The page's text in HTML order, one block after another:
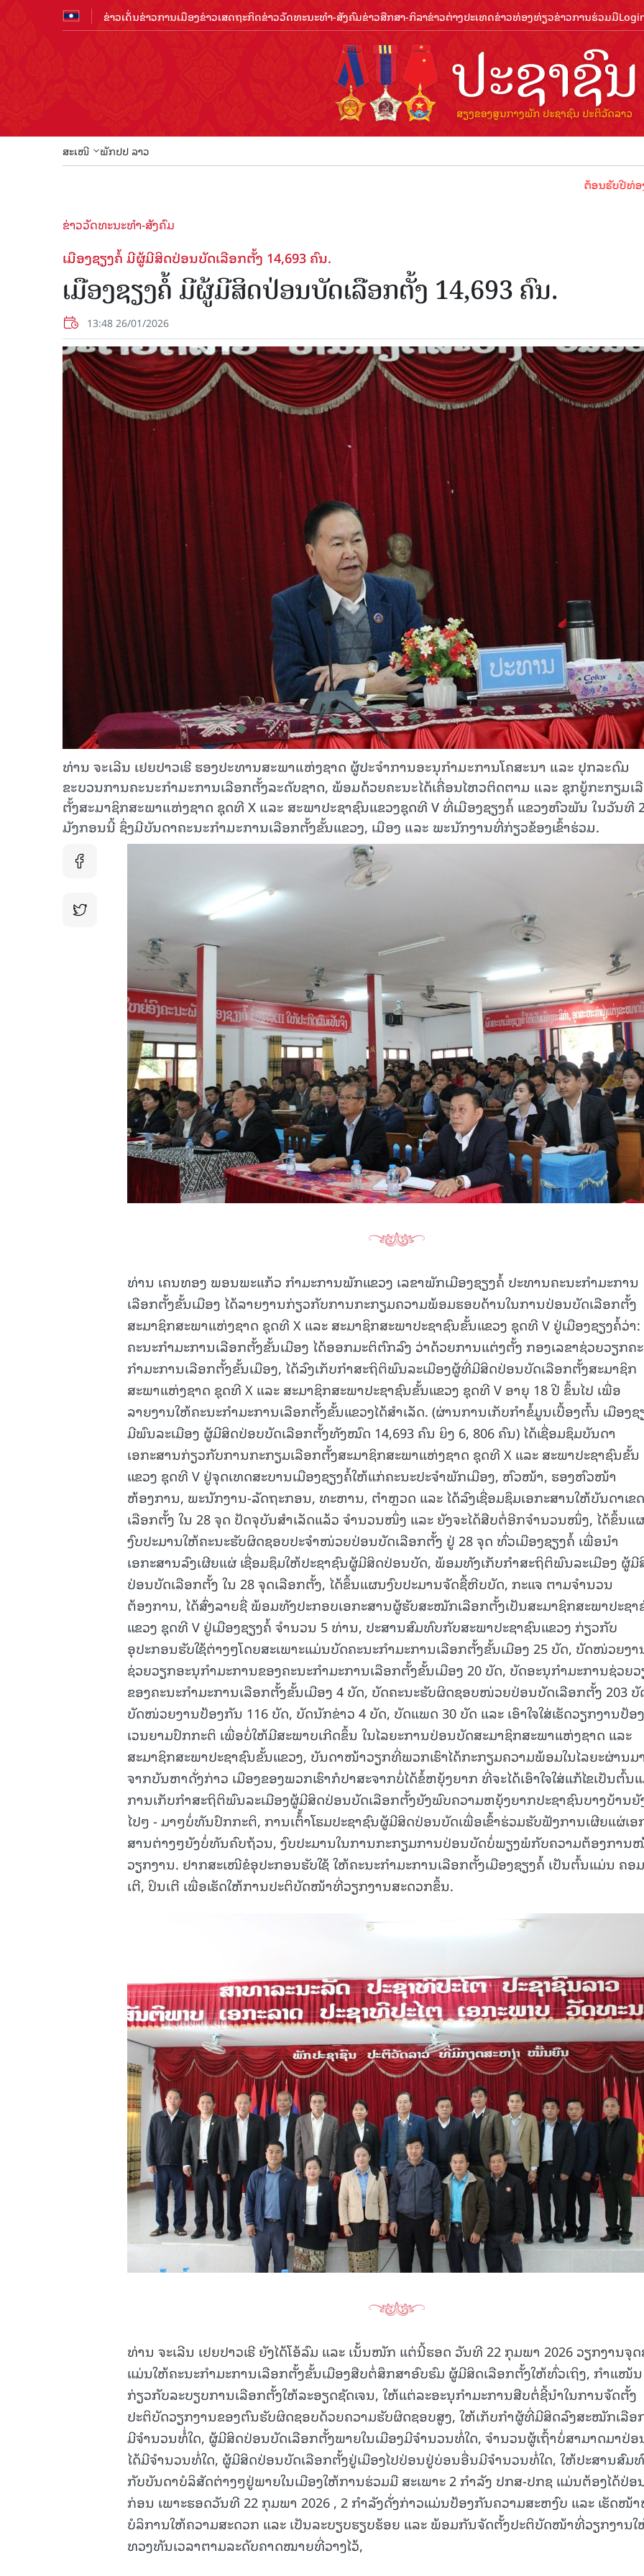
ຂ່າວເດັ່ນຂ່າວການເມືອງຂ່າວເສດຖະກິດຂ່າວວັດທະນະທຳ-ສັງຄົມຂ່າວສືກສາ-ກິລາຂ່າວຕ່າງປະເທດຂ່າວທ່ອງທ່ຽວຂ່າວການຮ່ວມມື
ສະເໜີ ພັກປປ ລາວ
ຕ້ອນຮັບປີທ່ອງທ່ຽວລາ
ຂ່າວວັດທະນະທຳ-ສັງຄົມ
ເມືອງຊຽງຄໍ້ ມີຜູ້ມີສິດປ່ອນບັດເລືອກຕັ້ງ 14,693 ຄົນ.
ເມືອງຊຽງຄໍ້ ມີຜູ້ມີສິດປ່ອນບັດເລືອກຕັ້ງ 14,693 ຄົນ.
13:48 26/01/2026
ທ່ານ ຈະເລີນ ເຢຍປາວເຮີ ຮອງປະທານສະພາແຫ່ງຊາດ ຜູ້ປະຈຳການອະນຸກຳມະການໂຄສະນາ ແລະ ປຸກລະດົມ
ຂະບວນການຄະນະກຳມະການເລືອກຕັ້ງລະດັບຊາດ, ພ້ອມດ້ວຍຄະນະໄດ້ເຄື່ອນໄຫວຕິດຕາມ ແລະ ຊຸກຍູ້ກະກຽມເ
ຕັ້ງສະມາຊິກສະພາແຫ່ງຊາດ ຊຸດທີ X ແລະ ສະພາປະຊາຊົນແຂວງຊຸດທີ V ທີ່ເມືອງຊຽງຄໍ້ ແຂວງຫົວພັນ ໃນວັນທີ
ມັງກອນນີ້ ຊຶ່ງມີບັນດາຄະນະກໍາມະການເລືອກຕັ້ງຂັ້ນແຂວງ, ເມືອງ ແລະ ພະນັກງານທີ່ກ່ຽວຂ້ອງເຂົ້າຮ່ວມ.
ທ່ານ ເຄນທອງ ພອນພະແກ້ວ ກໍາມະການພັກແຂວງ ເລຂາພັກເມືອງຊຽງຄໍ້ ປະທານຄະນະກຳມະການ
ເລືອກຕັ້ງຂັ້ນເມືອງ ໄດ້ລາຍງານກ່ຽວກັບການກະກຽມຄວາມພ້ອມຮອບດ້ານໃນການປ່ອນບັດເລືອກຕັ້ງ
ສະມາຊິກສະພາແຫ່ງຊາດ ຊຸດທີ X ແລະ ສະມາຊິກສະພາປະຊາຊົນຂັ້ນແຂວງ ຊຸດທີ V ຢູ່ເມືອງຊຽງຄໍ້ວ່າ:
ຄະນະກໍາມະການເລືອກຕັ້ງຂັ້ນເມືອງ ໄດ້ອອກມະຕິຕົກລົງ ວ່າດ້ວຍການແຕ່ງຕັ້ງ ກອງເລຂາຊ່ວຍວຽກຄ
ກຳມະການເລືອກຕັ້ງຂັ້ນເມືອງ, ໄດ້ລົງເກັບກໍາສະຖິຕິພົນລະເມືອງຜູ້ທີ່ມີສິດປ່ອນບັດເລືອກຕັ້ງສະມາຊິກ
ສະພາແຫ່ງຊາດ ຊຸດທີ X ແລະ ສະມາຊິກສະພາປະຊາຊົນຂັ້ນແຂວງ ຊຸດທີ V ອາຍຸ 18 ປີ ຂຶ້ນໄປ ເພື່ອ
ລາຍງານໃຫ້ຄະນະກໍາມະການເລືອກຕັ້ງຂັ້ນແຂວງໄດ້ສໍາເລັດ. (ຜ່ານການເກັບກຳຂໍ້ມູນເບື້ອງຕົ້ນ ເມືອງຊ
ມີພົນລະເມືອງ ຜູ້ມີສິດປ່ອບບັດເລືອກຕັ້ງທັງໝົດ 14,693 ຄົນ ຍິງ 6, 806 ຄົນ) ໄດ້ເຊື່ອມຊຶມບັນດາ
ເອກະສານກ່ຽວກັບການກະກຽມເລືອກຕັ້ງສະມາຊິກສະພາແຫ່ງຊາດ ຊຸດທີ X ແລະ ສະພາປະຊາຊົນຂັ້ນ
ແຂວງ ຊຸດທີ V ຢູ່ຈຸດເທດສະບານເມືອງຊຽງຄໍ້ໃຫ້ແກ່ຄະນະປະຈໍາພັກເມືອງ, ຫົວໜ້າ, ຮອງຫົວໜ້າ
ຫ້ອງການ, ພະນັກງານ-ລັດຖະກອນ, ທະຫານ, ຕໍາຫຼວດ ແລະ ໄດ້ລົງເຊື່ອມຊຶມເອກະສານໃຫ້ບັນດາເຂດ
ເລືອກຕັ້ງ ໃນ 28 ຈຸດ ປັດຈຸບັນສຳເລັດແລ້ວ ຈຳນວນໜຶ່ງ ແລະ ຍັງຈະໄດ້ສືບຕໍ່ອີກຈຳນວນໜຶ່ງ, ໄດ້ຂຶ້ນແ
ງົບປະມານໃຫ້ຄະນະຮັບຜິດຊອບປະຈໍາໜ່ວຍປ່ອນບັດເລືອກຕັ້ງ ຢູ່ 28 ຈຸດ ທົ່ວເມືອງຊຽງຄໍ້ ເພື່ອນໍາ
ເອກະສານລົງເຜີຍແຜ່ ເຊື່ອມຊຶມໃຫ້ປະຊາຊົນຜູ້ມີສິດປ່ອນບັດ, ພ້ອມທັງເກັບກຳສະຖິຕິພົນລະເມືອງ ຜູ້ມີ
ປ່ອນບັດເລືອກຕັ້ງ ໃນ 28 ຈຸດເລືອກຕັ້ງ, ໄດ້ຂຶ້ນແຜນງົບປະມານຈັດຊື້ຫີບບັດ, ກະແຈ ຕາມຈໍານວນ
ຕ້ອງການ, ໄດ້ສົ່ງລາຍຊື່ ພ້ອມທັງປະກອບເອກະສານຜູ້ຮັບສະໝັກເລືອກຕັ້ງເປັນສະມາຊິກສະພາປະຊາ
ແຂວງ ຊຸດທີ V ຢູ່ເມືອງຊຽງຄໍ້ ຈໍານວນ 5 ທ່ານ, ປະສານສົມທົບກັບສະພາປະຊາຊົນແຂວງ ກ່ຽວກັບ
ອຸປະກອນຮັບໃຊ້ຕ່າງໆໂດຍສະເພາະແມ່ນບັດຄະນະກໍາມະການເລືອກຕັ້ງຂັ້ນເມືອງ 25 ບັດ, ບັດໜ່ວຍງາ
ຊ່ວຍວຽກອະນຸກໍາມະການຂອງຄະນະກໍາມະການເລືອກຕັ້ງຂັ້ນເມືອງ 20 ບັດ, ບັດອະນຸກໍາມະການຊ່ວຍ
ຂອງຄະນະກໍາມະການເລືອກຕັ້ງຂັ້ນເມືອງ 4 ບັດ, ບັດຄະນະຮັບຜິດຊອບໜ່ວຍປ່ອນບັດເລືອກຕັ້ງ 203 ບັ
ບັດໜ່ວຍງານປ້ອງກັນ 116 ບັດ, ບັດນັກຂ່າວ 4 ບັດ, ບັດແພດ 30 ບັດ ແລະ ເອົາໃຈໃສ່ເຮັດວຽກງານປ້ອ
ເວນຍາມປົກກະຕິ ເພື່ອບໍ່ໃຫ້ມີສະພາບເກີດຂຶ້ນ ໃນໄລຍະການປ່ອນບັດສະມາຊິກສະພາແຫ່ງຊາດ ແລະ
ສະມາຊິກສະພາປະຊາຊົນຂັ້ນແຂວງ, ບັນດາໜ້າວຽກທີ່ພວກເຮົາໄດ້ກະກຽມຄວາມພ້ອມໃນໄລຍະຜ່ານມາ
ຈາກບັນຫາດັ່ງກ່າວ ເມືອງຂອງພວກເຮົາກໍປາສະຈາກບໍ່ໄດ້ຂໍ້ຫຍຸ້ງຍາກ ທີ່ຈະໄດ້ເອົາໃຈໃສ່ແກ້ໄຂເປັນຕົ້ນ
ການເກັບກຳສະຖິຕິພົນລະເມືອງຜູ້ມີສິດປ່ອນບັດເລືອກຕັ້ງຍັງພົບຄວາມຫຍຸ້ງຍາກປະຊາຊົນບາງບ້ານຍັ
ໄປໆ - ມາໆບໍ່ທັນປົກກະຕິ, ການເຕົ້້າໂຮມປະຊາຊົນຜູ້ມີສິດປ່ອນບັດເພື່ອເຂົ້າຮ່ວມຮັບຟັງການເຜີຍແຜ່ເອ
ສານຕ່າງໆຍັງບໍ່ທັນຄົບຖ້ວນ, ງົບປະມານໃນການກະກຽມການປ່ອນບັດບໍ່ພຽງພໍກັບຄວາມຕ້ອງກາ
ວຽກງານ. ຢາກສະເໜີຂໍອຸປະກອນຮັບໃຊ້ ໃຫ້ຄະນະກຳມະການເລືອກຕັ້ງເມືອງຊຽງຄໍ້ ເປັນຕົ້ນແມ່ນ ຄອ
ເຕີ, ປິນເຕີ ເພື່ອເຮັດໃຫ້ການປະຕິບັດໜ້າທີ່ວຽກງານສະດວກຂຶ້ນ.
ທ່ານ ຈະເລີນ ເຢຍປາວເຮີ ຍັງໄດ້ໂອ້ລົມ ແລະ ເນັ້ນໜັກ ແຕ່ນີ້ຮອດ ວັນທີ 22 ກຸມພາ 2026 ວຽກງານຈຸ
ແມ່ນໃຫ້ຄະນະກຳມະການເລືອກຕັ້ງຂັ້ນເມືອງສືບຕໍ່ສຶກສາອົບຮົມ ຜູ້ມີສິດເລືອກຕັ້ງໃຫ້ທົ່ວເຖິງ, ກຳແໜ້ນ
ກ່ຽວກັບລະບຽບການເລືອກຕັ້ງໃຫ້ລະອຽດຊັດເຈນ, ໃຫ້ແຕ່ລະອະນຸກໍາມະການສືບຕໍ່ຊີ້ນໍາໃນການຈັດຕັ້ງ
ປະຕິບັດວຽກງານຂອງຕົນຮັບຜິດຊອບດ້ວຍຄວາມຮັບຜິດຊອບສູງ, ໃຫ້ເກັບກໍາຜູ້ທີ່ມີສິດລົງສະໝັກເລືອ
ມີຈຳນວນທໍໍ່ໃດ, ຜູ້ມີສິດປ່ອນບັດເລືອກຕັ້ງພາຍໃນເມືອງມີຈຳນວນທໍ່ໃດ, ຈຳນວນຜູ້ເຖົ້າບໍ່ສາມາດມາປ່
ໄດ້ມີຈຳນວນທໍ່ໃດ, ຜູ້ມີສິດປ່ອນບັດເລືອກຕັ້ງຢູ່ເມືອງໄປປ່ອນຢູ່ບ່ອນອື່ນມີຈໍານວນທໍ່ໃດ, ໃຫ້ປະສານສົມ
ກັບບັນດາບໍລິສັດຕ່າງໆຢູ່ພາຍໃນເມືອງໃຫ້ການຮ່ວມມື ສະເພາະ 2 ກຳລັງ ປກສ-ປກຊ ແມ່ນຕ້ອງໄດ້ປ່ອ
ກ່ອນ ເພາະຮອດວັນທີ 22 ກຸມພາ 2026 , 2 ກຳລັງດັ່ງກ່າວແມ່ນປ້ອງກັນຄວາມສະຫງົບ ແລະ ເຮັດໜ້
ບໍລິການໃຫ້ຄວາມສະດວກ ແລະ ເປັນລະບຽບຮຽບຮ້ອຍ ແລະ ພ້ອມກັນຈັດຕັ້ງປະຕິບັດໜ້າທີ່ວຽກງານໃ
ທວງທັນເວລາຕາມລະດັບຄາດໝາຍທີ່ວາງໄວ້,
15.040(07-08-2026)